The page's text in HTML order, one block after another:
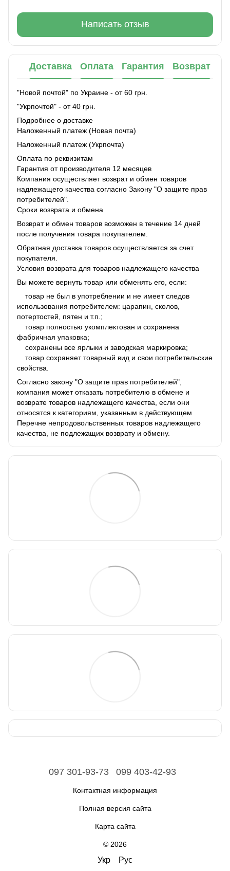
Написать отзыв
Доставка Оплата Гарантия Возврат
"Новой почтой" по Украине - от 60 грн.
"Укрпочтой" - от 40 грн.
Подробнее о доставке
Наложенный платеж (Новая почта)
Наложенный платеж (Укрпочта)
Оплата по реквизитам
Гарантия от производителя 12 месяцев
Компания осуществляет возврат и обмен товаров
надлежащего качества согласно Закону "О защите прав
потребителей".
Сроки возврата и обмена
Возврат и обмен товаров возможен в течение 14 дней
после получения товара покупателем.
Обратная доставка товаров осуществляется за счет
покупателя.
Условия возврата для товаров надлежащего качества
Вы можете вернуть товар или обменять его, если:
товар не был в употреблении и не имеет следов
использования потребителем: царапин, сколов,
потертостей, пятен и т.п.;
товар полностью укомплектован и сохранена
фабричная упаковка;
сохранены все ярлыки и заводская маркировка;
товар сохраняет товарный вид и свои потребительские
свойства.
Согласно закону "О защите прав потребителей",
компания может отказать потребителю в обмене и
возврате товаров надлежащего качества, если они
относятся к категориям, указанным в действующем
Перечне непродовольственных товаров надлежащего
качества, не подлежащих возврату и обмену.
097 301-93-73 099 403-42-93
Контактная информация
Полная версия сайта
Карта сайта
© 2026
Укр Рус